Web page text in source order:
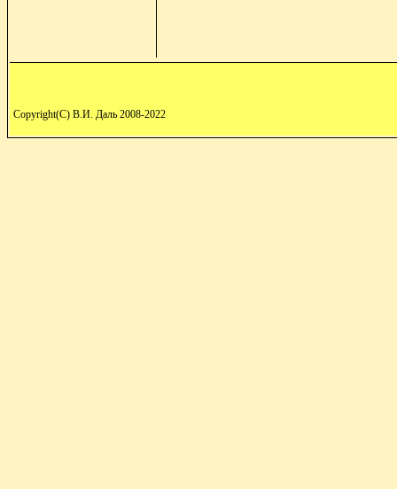
Copyright(C) В.И. Даль 2008-2022